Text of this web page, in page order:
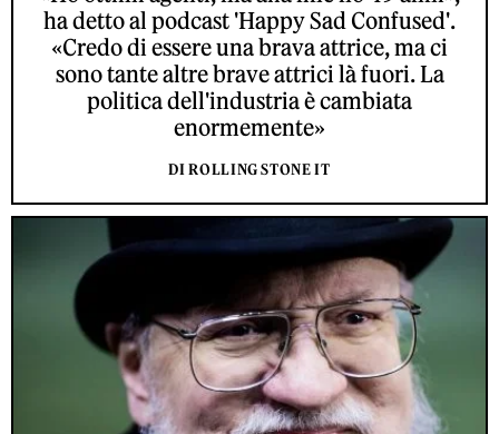
ha detto al podcast 'Happy Sad Confused'.
«Credo di essere una brava attrice, ma ci
sono tante altre brave attrici là fuori. La
politica dell'industria è cambiata
enormemente»
DI ROLLING STONE IT